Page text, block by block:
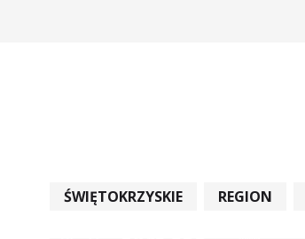
ŚWIĘTOKRZYSKIE REGION